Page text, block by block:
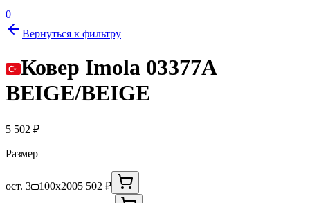
0
Вернуться к фильтру
Ковер Imola 03377A
BEIGE/BEIGE
5 502 ₽
Размер
ост. 3 100x2005 502 ₽